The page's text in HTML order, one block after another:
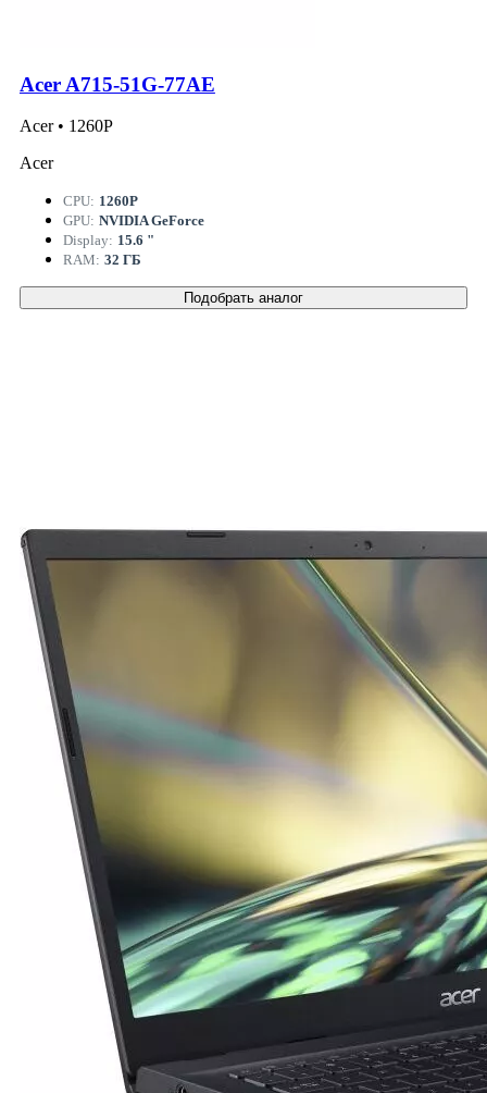
Acer A715-51G-77AE
Acer • 1260P
Acer
CPU: 1260P
GPU: NVIDIA GeForce
Display: 15.6 "
RAM: 32 ГБ
Подобрать аналог